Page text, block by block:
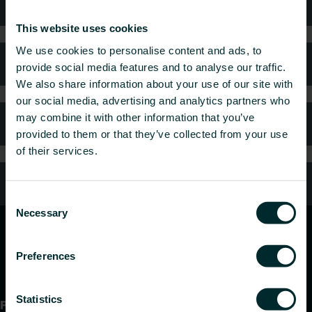
This website uses cookies
We use cookies to personalise content and ads, to
provide social media features and to analyse our traffic.
We also share information about your use of our site with
our social media, advertising and analytics partners who
may combine it with other information that you’ve
provided to them or that they’ve collected from your use
of their services.
Selection
Necessary
Preferences
Statistics
Wsparcie
Najczęściej zadawane pytania
Gwarancja i reklamacje
Kontakt z nami
Produkty